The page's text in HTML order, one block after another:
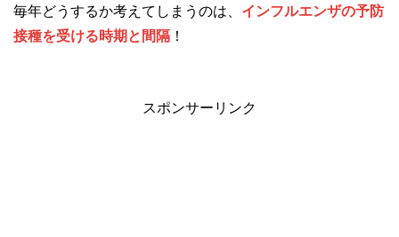
毎年どうするか考えてしまうのは、 インフルエンザの予防
接種を受ける時期と間隔 ！
スポンサーリンク